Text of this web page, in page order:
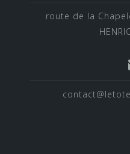
route de la